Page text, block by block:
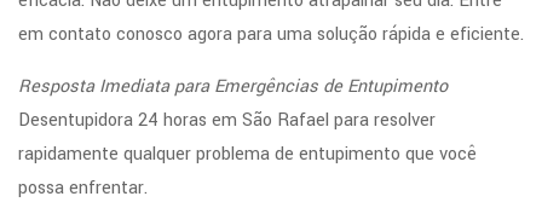
em contato conosco agora para uma solução rápida e eficiente.
Resposta Imediata para Emergências de Entupimento
Desentupidora 24 horas em São Rafael para resolver
rapidamente qualquer problema de entupimento que você
possa enfrentar.